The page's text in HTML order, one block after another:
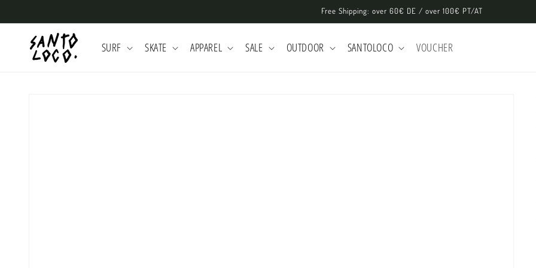
Free Shipping: over 60€ DE / over 100€ PT/AT
SURF SKATE APPAREL SALE OUTDOOR SANTOLOCO VOUCHER